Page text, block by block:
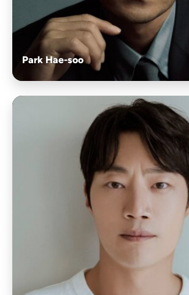
Park Hae-soo